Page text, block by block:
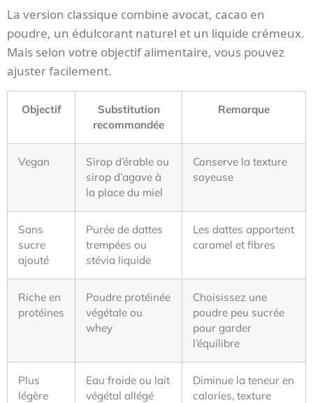
La version classique combine avocat, cacao en
poudre, un édulcorant naturel et un liquide crémeux.
Mais selon votre objectif alimentaire, vous pouvez
ajuster facilement.
Objectif
Substitution
recommandée
Remarque
Vegan
Sirop d’érable ou
sirop d’agave à
la place du miel
Conserve la texture
soyeuse
Sans
sucre
ajouté
Purée de dattes
trempées ou
stévia liquide
Les dattes apportent
caramel et fibres
Riche en
protéines
Poudre protéinée
végétale ou
whey
Choisissez une
poudre peu sucrée
pour garder
l’équilibre
Plus
légère
Eau froide ou lait
végétal allégé
Diminue la teneur en
calories, texture